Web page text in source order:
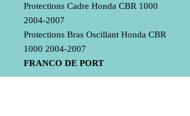
Protections Cadre Honda CBR 1000
2004-2007
Protections Bras Oscillant Honda CBR
1000 2004-2007
FRANCO DE PORT